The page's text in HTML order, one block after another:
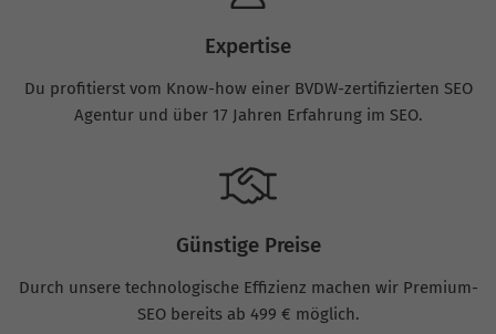
Expertise
Du profitierst vom Know-how einer BVDW-zertifizierten SEO
Agentur und über 17 Jahren Erfahrung im SEO.
Günstige Preise
Durch unsere technologische Effizienz machen wir Premium-
SEO bereits ab 499 € möglich.